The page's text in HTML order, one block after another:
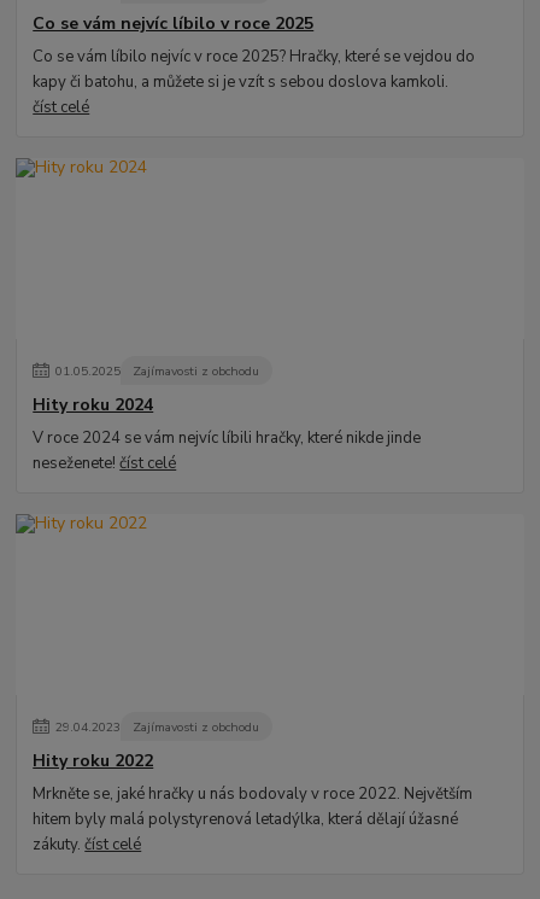
Co se vám nejvíc líbilo v roce 2025
Co se vám líbilo nejvíc v roce 2025? Hračky, které se vejdou do
kapy či batohu, a můžete si je vzít s sebou doslova kamkoli.
číst celé
01.05.2025 Zajímavosti z obchodu
Hity roku 2024
V roce 2024 se vám nejvíc líbili hračky, které nikde jinde
neseženete!číst celé
29.04.2023 Zajímavosti z obchodu
Hity roku 2022
Mrkněte se, jaké hračky u nás bodovaly v roce 2022. Největším
hitem byly malá polystyrenová letadýlka, která dělají úžasné
zákuty.číst celé